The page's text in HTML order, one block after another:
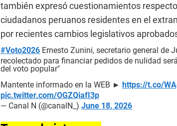
también expresó cuestionamientos
ciudadanos peruanos residentes en el
por recientes cambios legislativos
#Voto2026 Ernesto Zunini, secretario general de
recolectado para financiar pedidos de nulidad
del voto popular"
Mantente informado en la WEB ► https://t.co/
pic.twitter.com/OGZQiafI3p
— Canal N (@canalN_) June 18, 2026